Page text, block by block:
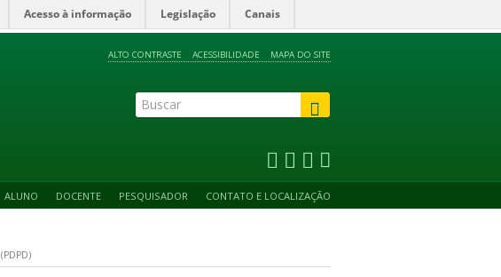
Acesso à informação Legislação Canais
ALTO CONTRASTE ACESSIBILIDADE MAPA DO SITE
ALUNO DOCENTE PESQUISADOR CONTATO E LOCALIZAÇÃO